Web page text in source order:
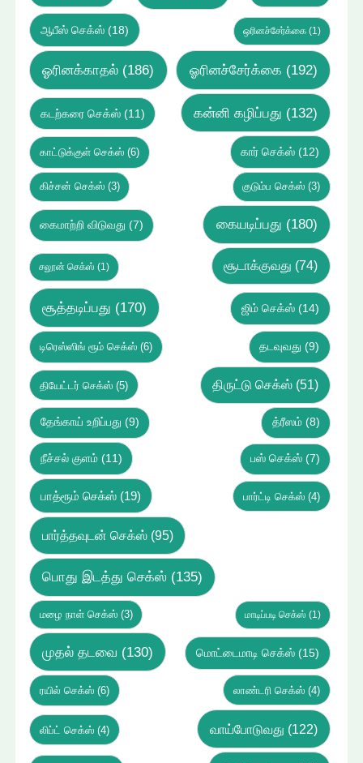
ஆபீஸ் செக்ஸ் (18) ஒரினச்சேர்க்கை (1)
ஓரினக்காதல் (186) ஓரினச்சேர்க்கை (192)
கடற்கரை செக்ஸ்(11) கன்னி கழிப்பது (132)
காட்டுக்குள் செக்ஸ் (6) கார் செக்ஸ் (12)
கிச்சன் செக்ஸ்(3) குடும்ப செக்ஸ் (3)
கைமாற்றி விடுவது (7) கையடிப்பது (180)
சலூன் செக்ஸ் (1) சூடாக்குவது (74)
சூத்தடிப்பது (170) ஜிம் செக்ஸ் (14)
டிரெஸ்ஸிங் ரூம் செக்ஸ் (6) தடவுவது (9)
தியேட்டர் செக்ஸ் (5) திருட்டு செக்ஸ்(51)
தேங்காய் உறிப்பது (9) த்ரீஸம்(8)
நீச்சல் குளம்(11) பஸ் செக்ஸ்(7)
பாத்ரூம் செக்ஸ் (19) பார்ட்டி செக்ஸ் (4)
பார்த்தவுடன் செக்ஸ்(95)
பொது இடத்து செக்ஸ் (135)
மழை நாள் செக்ஸ்(3) மாடிப்படி செக்ஸ் (1)
முதல் தடவை (130) மொட்டைமாடி செக்ஸ் (15)
ரயில் செக்ஸ் (6) லாண்டரி செக்ஸ் (4)
லிப்ட் செக்ஸ்(4) வாய்போடுவது (122)